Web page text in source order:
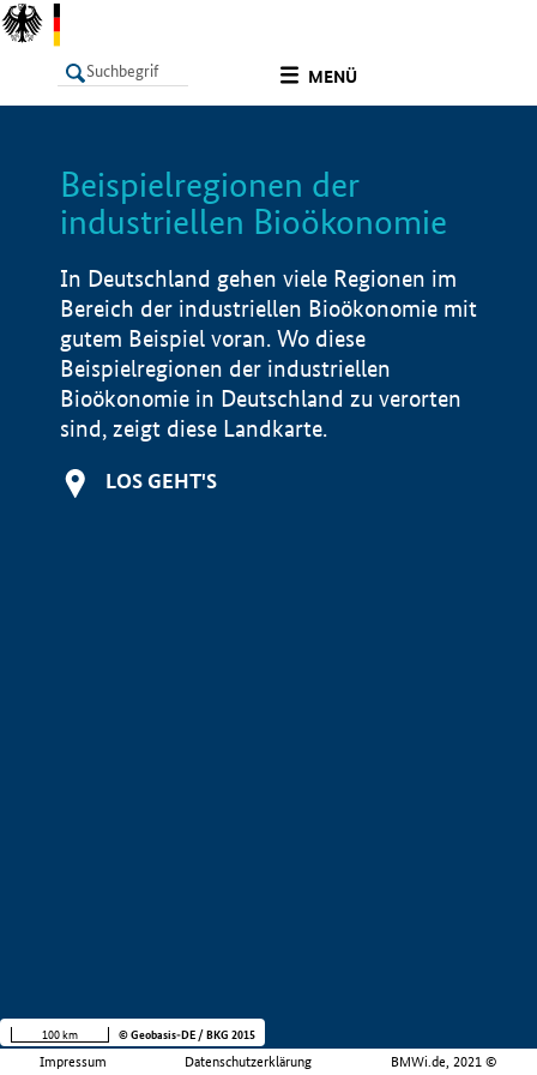
MENÜ
LISTE
Beispielregionen der
industriellen Bioökonomie
In Deutschland gehen viele Regionen im
Bereich der industriellen Bioökonomie mit
gutem Beispiel voran. Wo diese
Beispielregionen der industriellen
Bioökonomie in Deutschland zu verorten
sind, zeigt diese Landkarte.
LOS GEHT'S
Impressum Datenschutzerklärung BMWi.de, 2021 ©
100 km © Geobasis-DE / BKG 2015